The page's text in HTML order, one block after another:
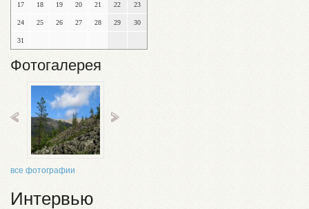
17 18 19 20 21 22 23
24 25 26 27 28 29 30
31
Фотогалерея
все фотографии
Интервью